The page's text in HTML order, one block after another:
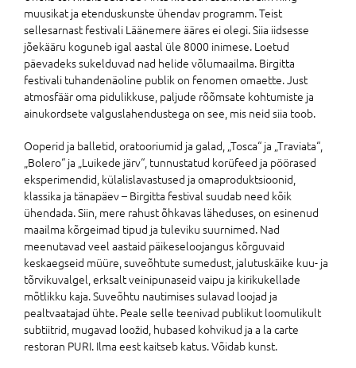
muusikat ja etenduskunste ühendav programm. Teist
sellesarnast festivali Läänemere ääres ei olegi. Siia iidsesse
jõekääru koguneb igal aastal üle 8000 inimese. Loetud
päevadeks sukelduvad nad helide võlumaailma. Birgitta
festivali tuhandenäoline publik on fenomen omaette. Just
atmosfäär oma pidulikkuse, paljude rõõmsate kohtumiste ja
ainukordsete valguslahendustega on see, mis neid siia toob.
Ooperid ja balletid, oratooriumid ja galad, „Tosca“ ja „Traviata“,
„Bolero“ ja „Luikede järv“, tunnustatud korüfeed ja pöörased
eksperimendid, külalislavastused ja omaproduktsioonid,
klassika ja tänapäev – Birgitta festival suudab need kõik
ühendada. Siin, mere rahust õhkavas läheduses, on esinenud
maailma kõrgeimad tipud ja tuleviku suurnimed. Nad
meenutavad veel aastaid päikeseloojangus kõrguvaid
keskaegseid müüre, suveõhtute sumedust, jalutuskäike kuu- ja
tõrvikuvalgel, erksalt veinipunaseid vaipu ja kirikukellade
mõtlikku kaja. Suveõhtu nautimises sulavad loojad ja
pealtvaatajad ühte. Peale selle teenivad publikut loomulikult
subtiitrid, mugavad loožid, hubased kohvikud ja a la carte
restoran PURI. Ilma eest kaitseb katus. Võidab kunst.